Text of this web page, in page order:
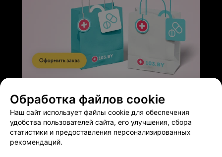
Обработка файлов cookie
Наш сайт использует файлы cookie для обеспечения
удобства пользователей сайта, его улучшения, сбора
статистики и предоставления персонализированных
рекомендаций.